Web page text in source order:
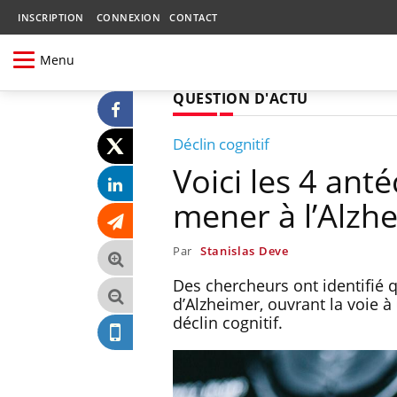
INSCRIPTION CONNEXION CONTACT
Menu
QUESTION D'ACTU
Déclin cognitif
Voici les 4
mener à
Par Stanislas Deve
Des chercheurs ont identifié
d’Alzheimer, ouvrant la voie
déclin cognitif.